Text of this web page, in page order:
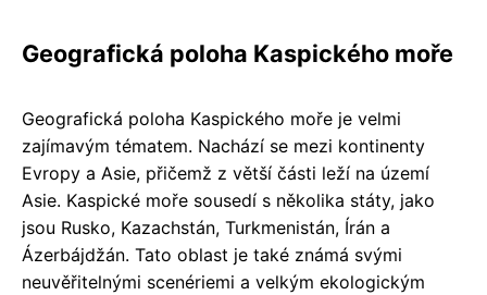
Geografická poloha Kaspického moře
Geografická poloha Kaspického moře je velmi
zajímavým tématem. Nachází se mezi kontinenty
Evropy a Asie, přičemž z větší části leží na území
Asie. Kaspické moře sousedí s několika státy, jako
jsou Rusko, Kazachstán, Turkmenistán, Írán a
Ázerbájdžán. Tato oblast je také známá svými
neuvěřitelnými scenériemi a velkým ekologickým